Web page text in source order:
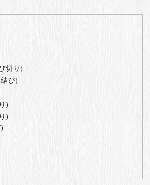
切り)
び)
)
)